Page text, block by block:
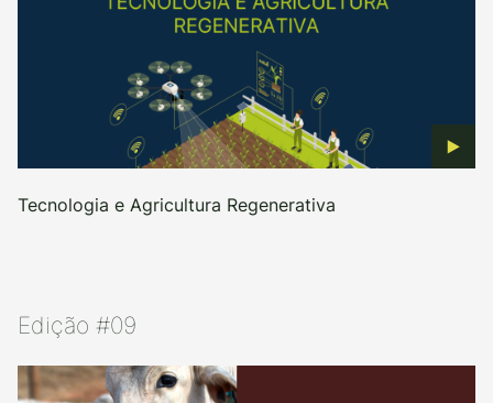
Tecnologia e Agricultura Regenerativa
Edição #09